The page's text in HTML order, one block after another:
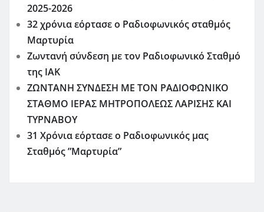
2025-2026
32 χρόνια εόρτασε ο Ραδιοφωνικός σταθμός
Μαρτυρία
Ζωντανή σύνδεση με τον Ραδιοφωνικό Σταθμό
της ΙΑΚ
ΖΩΝΤΑΝΗ ΣΥΝΔΕΣΗ ΜΕ ΤΟΝ ΡΑΔΙΟΦΩΝΙΚΟ
ΣΤΑΘΜΟ ΙΕΡΑΣ ΜΗΤΡΟΠΟΛΕΩΣ ΛΑΡΙΣΗΣ ΚΑΙ
ΤΥΡΝΑΒΟΥ
31 Χρόνια εόρτασε ο Ραδιοφωνικός μας
Σταθμός ”Μαρτυρία”